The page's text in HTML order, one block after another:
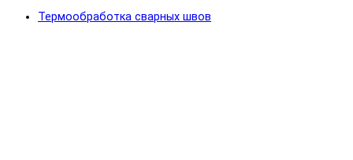
Термообработка сварных швов